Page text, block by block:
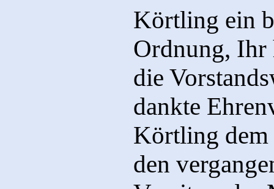
Körtling ein
Ordnung, Ihr
die
dankte
Körtling dem
den